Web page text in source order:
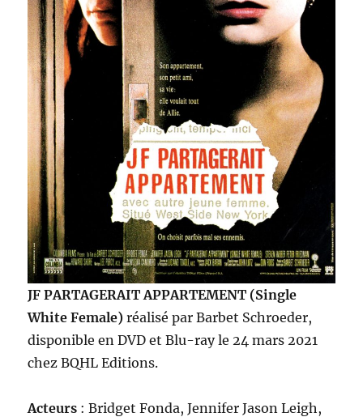
JF PARTAGERAIT APPARTEMENT (Single
White Female)réalisé par Barbet Schroeder,
disponible en DVD et Blu-ray le 24 mars 2021
chez BQHL Editions.
Acteurs : Bridget Fonda, Jennifer Jason Leigh,